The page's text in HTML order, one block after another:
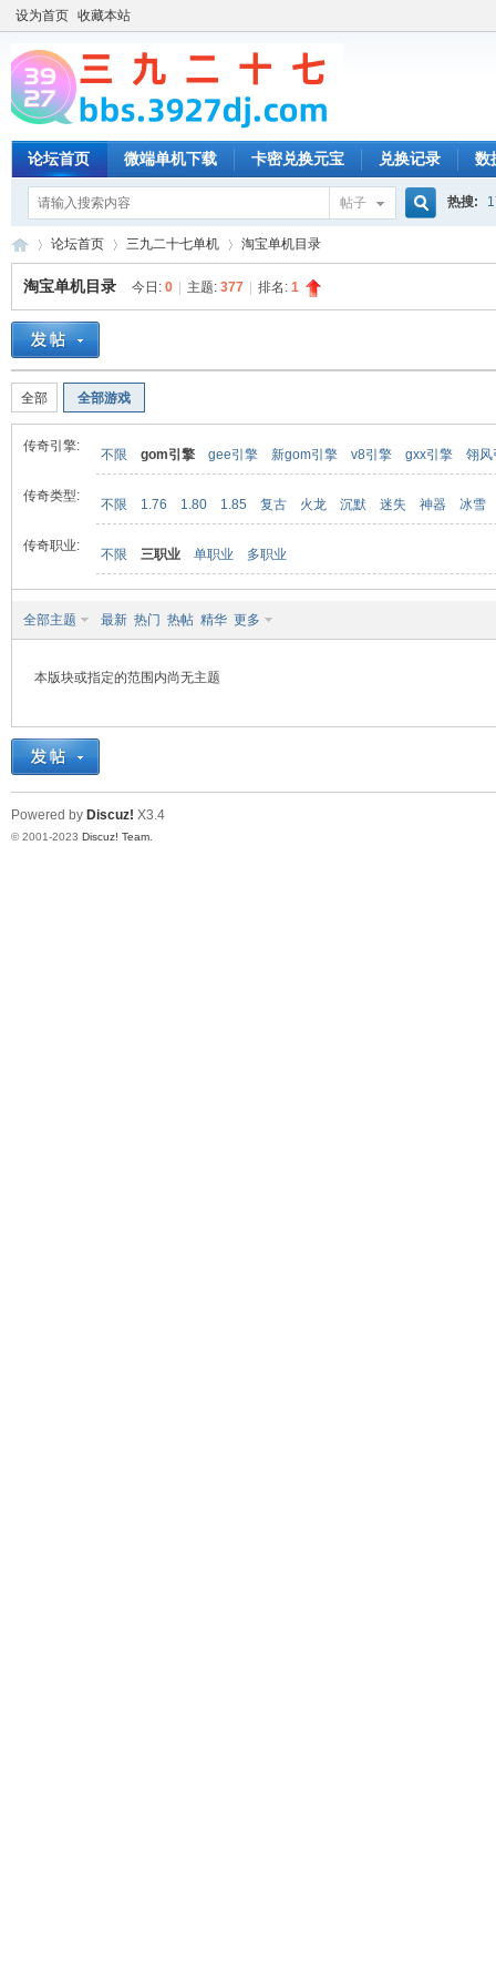
设为首页 收藏本站
论坛首页 微端单机下载 卡密兑换元宝 兑换记录 数
帖子 热搜:
»
论坛首页 三九二十七单机 淘宝单机目录
淘宝单机目录 今日: 0 主题: 377 排名: 1
全部 全部游戏
传奇引擎:
不限 gom引擎 gee引擎 新gom引擎 v8引擎 gxx引擎 翎风
传奇类型:
不限 1.76 1.80 1.85 复古 火龙 沉默 迷失 神器 冰雪
传奇职业:
不限 三职业 单职业 多职业
全部主题 最新 热门 热帖 精华 更多
本版块或指定的范围内尚无主题
Powered by Discuz! X3.4
© 2001-2023 Discuz! Team.